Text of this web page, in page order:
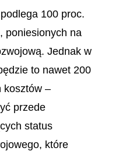
100 proc.
poniesionych na
Jednak w
to nawet 200
kosztów –
przede
status
które